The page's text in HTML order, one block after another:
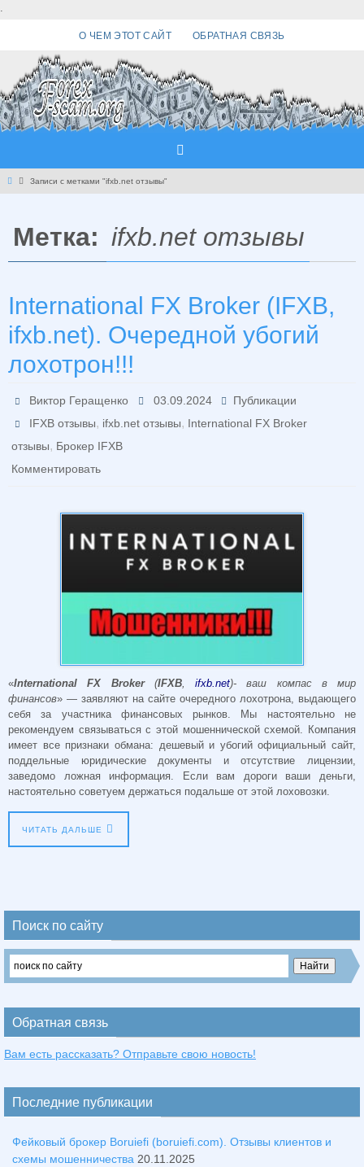
.
О ЧЕМ ЭТОТ САЙТ ОБРАТНАЯ СВЯЗЬ
Главная
Записи с метками "ifxb.net отзывы"
Метка: ifxb.net отзывы
International FX Broker (IFXB,
ifxb.net). Очередной убогий
лохотрон!!!
Виктор Геращенко 03.09.2024
Публикации
IFXB отзывы, ifxb.net отзывы, International FX Broker
отзывы, Брокер IFXB
Комментировать
«International FX Broker(IFXB, ifxb.net)- ваш компас в мир
финансов» — заявляют на сайте очередного лохотрона, выдающего
себя за участника финансовых рынков. Мы настоятельно не
рекомендуем связываться с этой мошеннической схемой. Компания
имеет все признаки обмана: дешевый и убогий официальный сайт,
поддельные юридические документы и отсутствие лицензии,
заведомо ложная информация. Если вам дороги ваши деньги,
настоятельно советуем держаться подальше от этой лоховозки.
ЧИТАТЬ ДАЛЬШЕ
Поиск по сайту
Обратная связь
Вам есть рассказать? Отправьте свою новость!
Последние публикации
Фейковый брокер Boruiefi (boruiefi.com). Отзывы клиентов и
схемы мошенничества 20.11.2025